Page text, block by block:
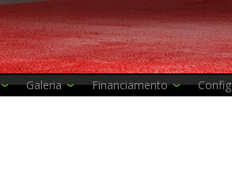
Galeria Financiamento